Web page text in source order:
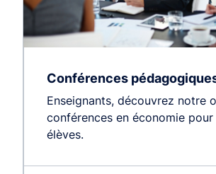
Conférences
Enseignants, découvrez notre
conférences en économie
élèves.